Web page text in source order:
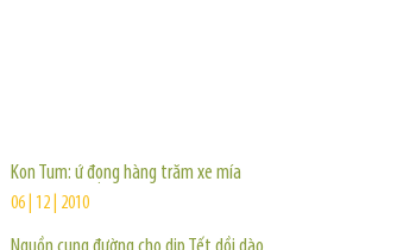
Kon Tum: ứ đọng hàng trăm xe mía
06 | 12 | 2010